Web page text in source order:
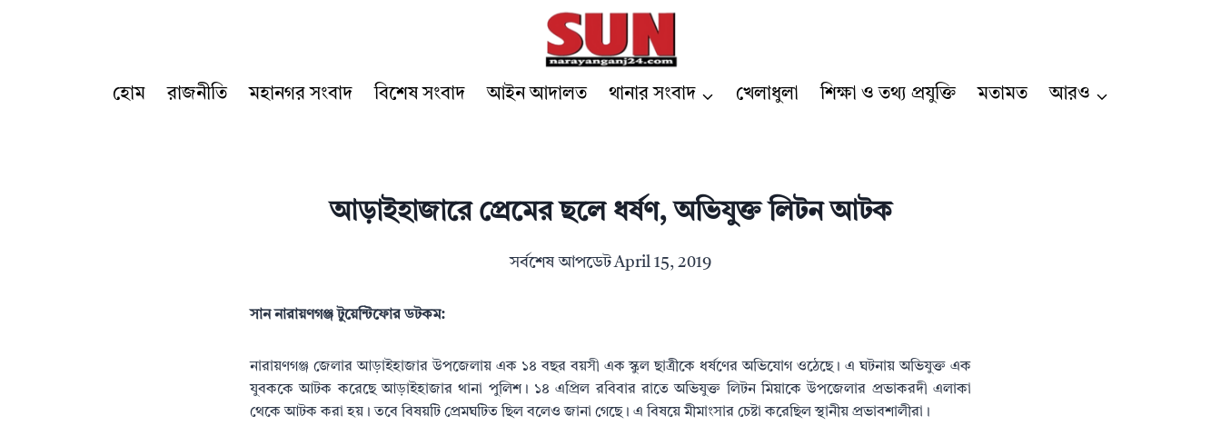
হোম
রাজনীতি মহানগর সংবাদ বিশেষ সংবাদ আইন আদালত থানার সংবাদ খেলাধুলা শিক্ষা ও তথ্য প্রযুক্তি মতামত আরও
আড়াইহাজারে প্রেমের ছলে ধর্ষণ, অভিযুক্ত লিটন আটক
সর্বশেষ আপডেটApril 15, 2019
সান নারায়ণগঞ্জ টুয়েন্টিফোর ডটকম:
নারায়ণগঞ্জ জেলার আড়াইহাজার উপজেলায় এক ১৪ বছর বয়সী এক স্কুল ছাত্রীকে ধর্ষণের অভিযোগ ওঠেছে। এ ঘটনায় অভিযুক্ত এক
যুবককে আটক করেছে আড়াইহাজার থানা পুলিশ। ১৪ এপ্রিল রবিবার রাতে অভিযুক্ত লিটন মিয়াকে উপজেলার প্রভাকরদী এলাকা
থেকে আটক করা হয়। তবে বিষয়টি প্রেমঘটিত ছিল বলেও জানা গেছে। এ বিষয়ে মীমাংসার চেষ্টা করেছিল স্থানীয় প্রভাবশালীরা।